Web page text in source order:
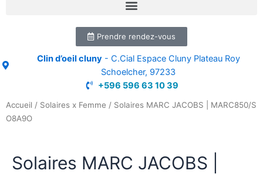
Prendre rendez-vous
Clin d’oeil cluny- C.Cial Espace Cluny Plateau Roy
Schoelcher, 97233
+596 596 63 10 39
Accueil / Solaires x Femme / Solaires MARC JACOBS | MARC850/S
O8A9O
Solaires MARC JACOBS |